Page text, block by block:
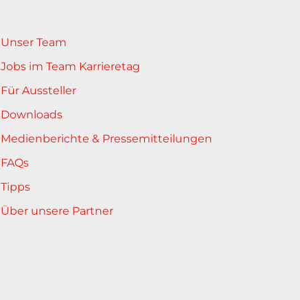
Unser Team
Jobs im Team Karrieretag
Für Aussteller
Downloads
Medienberichte & Pressemitteilungen
FAQs
Tipps
Über unsere Partner